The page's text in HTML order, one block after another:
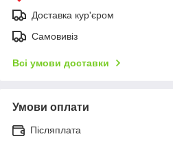
Доставка кур'єром
Самовивіз
Всі умови доставки
Умови оплати
Післяплата